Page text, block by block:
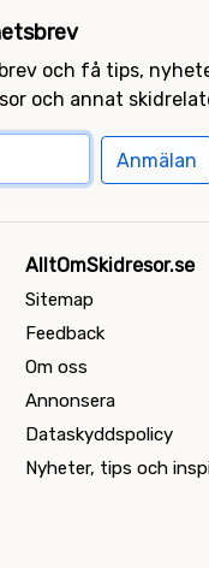
och få tips,
och annat
Anmälan
AlltOmSkidresor.se
Sitemap
Feedback
Om oss
Annonsera
Dataskyddspolicy
Nyheter, tips och